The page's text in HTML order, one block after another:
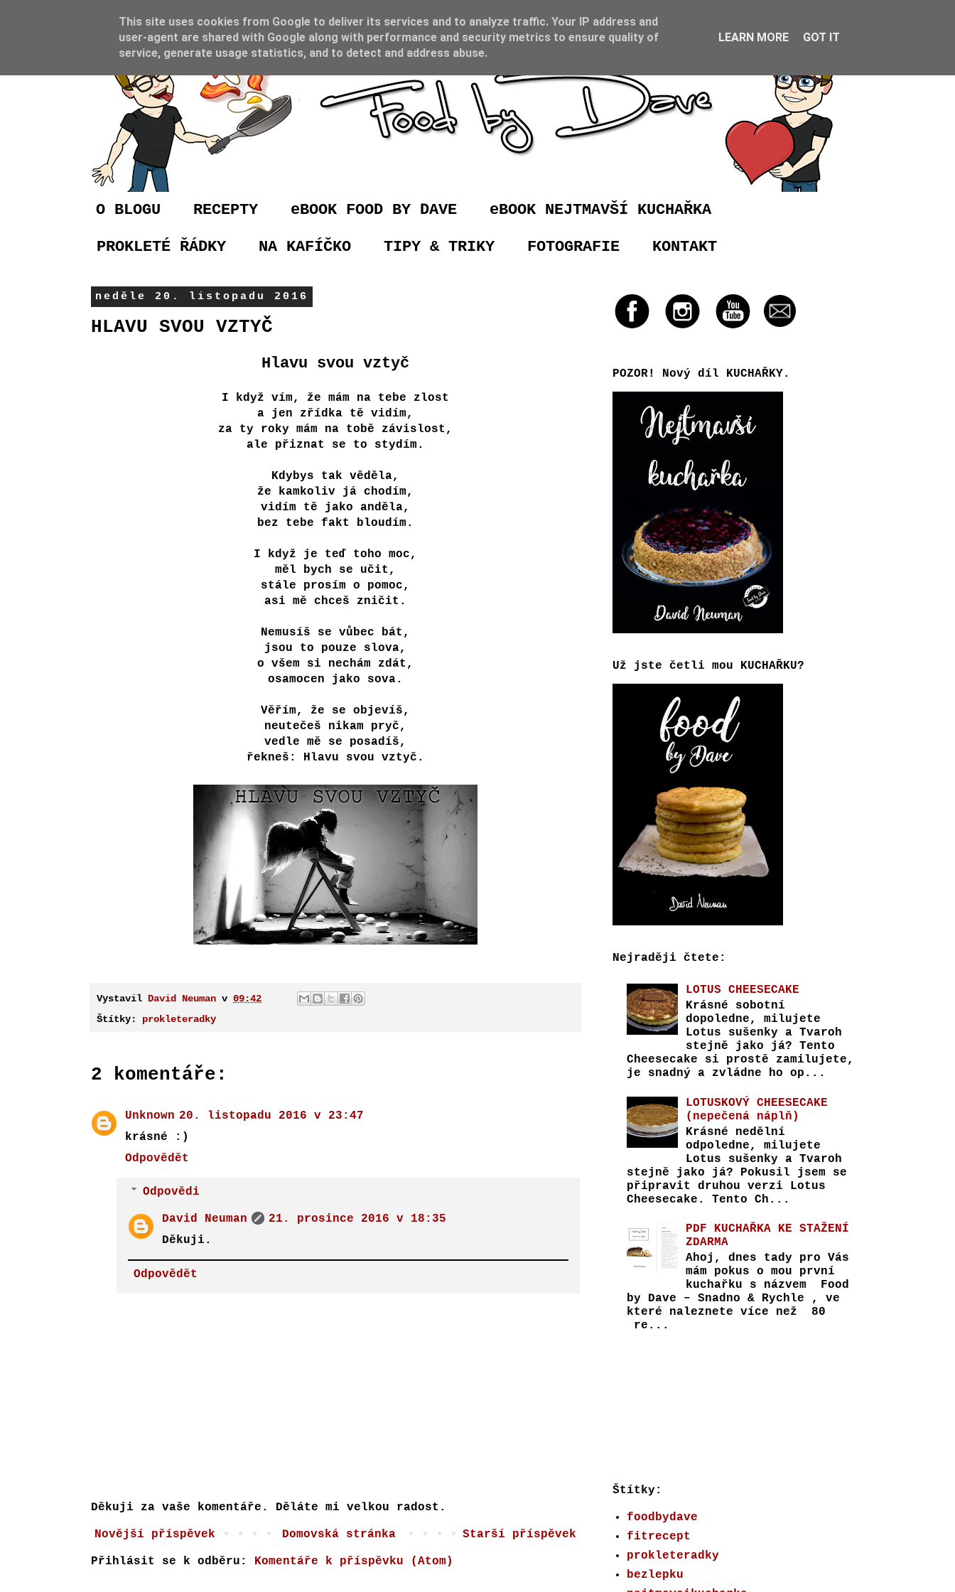
O BLOGU RECEPTY eBOOK FOOD BY DAVE eBOOK NEJTMAVŠÍ KUCHAŘKA
PROKLETÉ ŘÁDKY NA KAFÍČKO TIPY & TRIKY FOTOGRAFIE KONTAKT
neděle 20. listopadu 2016
HLAVU SVOU VZTYČ
Hlavu svou vztyč
I když vím, že mám na tebe zlost
a jen zřídka tě vidím,
za ty roky mám na tobě závislost,
ale přiznat se to stydím.
Kdybys tak věděla,
že kamkoliv já chodím,
vidím tě jako anděla,
bez tebe fakt bloudím.
I když je teď toho moc,
měl bych se učit,
stále prosím o pomoc,
asi mě chceš zničit.
Nemusíš se vůbec bát,
jsou to pouze slova,
o všem si nechám zdát,
osamocen jako sova.
Věřím, že se objevíš,
neutečeš nikam pryč,
vedle mě se posadíš,
řekneš: Hlavu svou vztyč.
Vystavil David Neuman v 09:42
Štítky: prokleteradky
2 komentáře:
Unknown 20. listopadu 2016 v 23:47
krásné :)
Odpovědět
Odpovědi
David Neuman
21. prosince 2016 v 18:35
Děkuji.
Odpovědět
Děkuji za vaše komentáře. Děláte mi velkou radost.
Novější příspěvek Starší příspěvek
Domovská stránka
Přihlásit se k odběru: Komentáře k příspěvku (Atom)
POZOR! Nový díl KUCHAŘKY.
Už jste četli mou KUCHAŘKU?
Nejraději čtete:
LOTUS CHEESECAKE
Krásné sobotní
dopoledne, milujete
Lotus sušenky a Tvaroh
stejně jako já? Tento
Cheesecake si prostě zamilujete,
je snadný a zvládne ho op...
LOTUSKOVÝ CHEESECAKE
(nepečená náplň)
Krásné nedělní
odpoledne, milujete
Lotus sušenky a Tvaroh
stejně jako já? Pokusil jsem se
připravit druhou verzi Lotus
Cheesecake. Tento Ch...
PDF KUCHAŘKA KE STAŽENÍ
ZDARMA
Ahoj, dnes tady pro Vás
mám pokus o mou první
kuchařku s názvem Food
by Dave – Snadno & Rychle , ve
které naleznete více než 80
re...
Štítky:
foodbydave
fitrecept
prokleteradky
bezlepku
This site uses cookies from Google to deliver its services and to analyze traffic. Your IP address and
user-agent are shared with Google along with performance and security metrics to ensure quality of
service, generate usage statistics, and to detect and address abuse.
LEARN MORE GOT IT